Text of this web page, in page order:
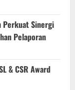
Perkuat Sinergi
Pelaporan
& CSR Award